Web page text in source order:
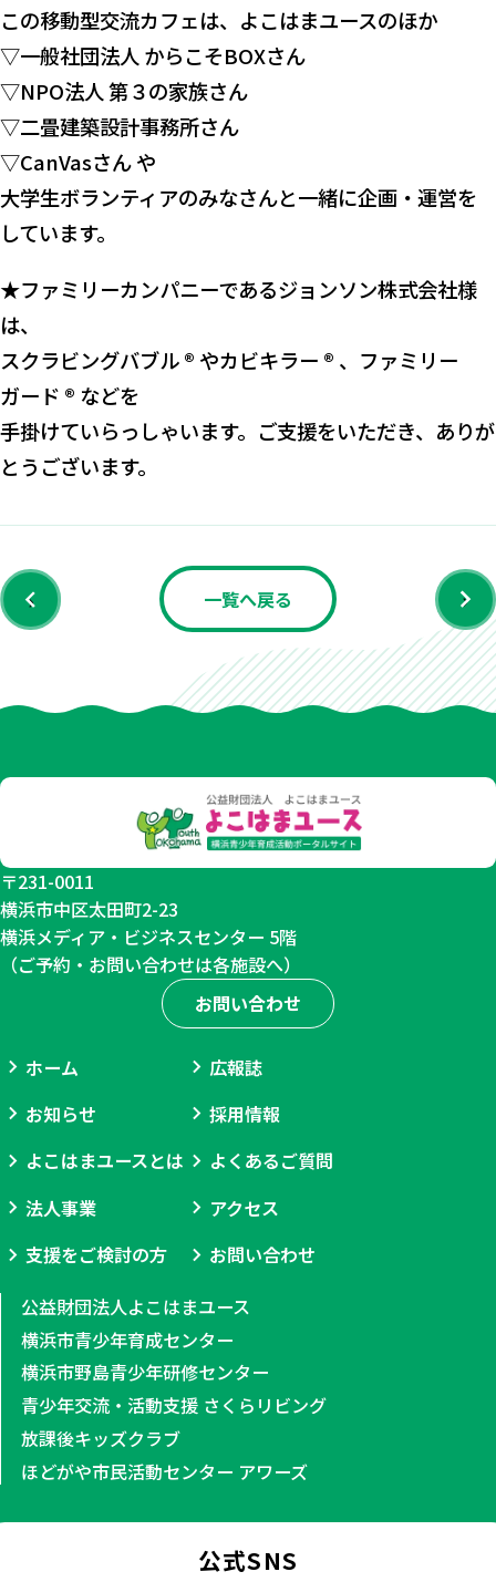
この移動型交流カフェは、よこはまユースのほか
▽一般社団法人 からこそBOXさん
▽NPO法人 第３の家族さん
▽二畳建築設計事務所さん
▽CanVasさん や
大学生ボランティアのみなさんと一緒に企画・運営を
しています。
★ファミリーカンパニーであるジョンソン株式会社様
は、
スクラビングバブル ® やカビキラー ® 、ファミリー
ガード ® などを
手掛けていらっしゃいます。ご支援をいただき、ありが
とうございます。
‹ 一覧へ戻る ›
〒231-0011
横浜市中区太田町2-23
横浜メディア・ビジネスセンター 5階
（ご予約・お問い合わせは各施設へ）
お問い合わせ
ホーム
お知らせ
よこはまユースとは
法人事業
支援をご検討の方
広報誌
採用情報
よくあるご質問
アクセス
お問い合わせ
公益財団法人よこはまユース
横浜市青少年育成センター
横浜市野島青少年研修センター
青少年交流・活動支援 さくらリビング
放課後キッズクラブ
ほどがや市民活動センター アワーズ
公式SNS